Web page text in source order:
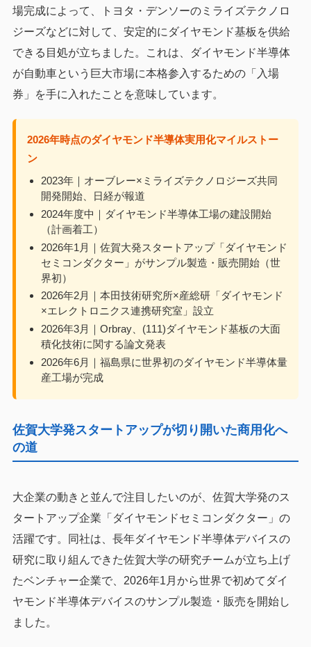
場完成によって、トヨタ・デンソーのミライズテクノロ
ジーズなどに対して、安定的にダイヤモンド基板を供給
できる目処が立ちました。これは、ダイヤモンド半導体
が自動車という巨大市場に本格参入するための「入場
券」を手に入れたことを意味しています。
2026年時点のダイヤモンド半導体実用化マイルストー
ン
2023年｜オーブレー×ミライズテクノロジーズ共同
開発開始、日経が報道
2024年度中｜ダイヤモンド半導体工場の建設開始
（計画着工）
2026年1月｜佐賀大発スタートアップ「ダイヤモンド
セミコンダクター」がサンプル製造・販売開始（世
界初）
2026年2月｜本田技術研究所×産総研「ダイヤモンド
×エレクトロニクス連携研究室」設立
2026年3月｜Orbray、(111)ダイヤモンド基板の大面
積化技術に関する論文発表
2026年6月｜福島県に世界初のダイヤモンド半導体量
産工場が完成
佐賀大学発スタートアップが切り開いた商用化へ
の道
大企業の動きと並んで注目したいのが、佐賀大学発のス
タートアップ企業「ダイヤモンドセミコンダクター」の
活躍です。同社は、長年ダイヤモンド半導体デバイスの
研究に取り組んできた佐賀大学の研究チームが立ち上げ
たベンチャー企業で、2026年1月から世界で初めてダイ
ヤモンド半導体デバイスのサンプル製造・販売を開始し
ました。